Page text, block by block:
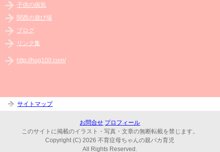
子供の病気
関西の遊び場
ブログ
リンク集
http://hug100.com/
サイトマップ
お問合せ プロフィール
このサイトに掲載のイラスト・写真・文章の無断転載を禁じます。
Copyright (C) 2026 不育症母ちゃんの親バカ育児
All Rights Reserved.